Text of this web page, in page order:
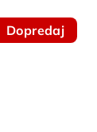
Dopredaj